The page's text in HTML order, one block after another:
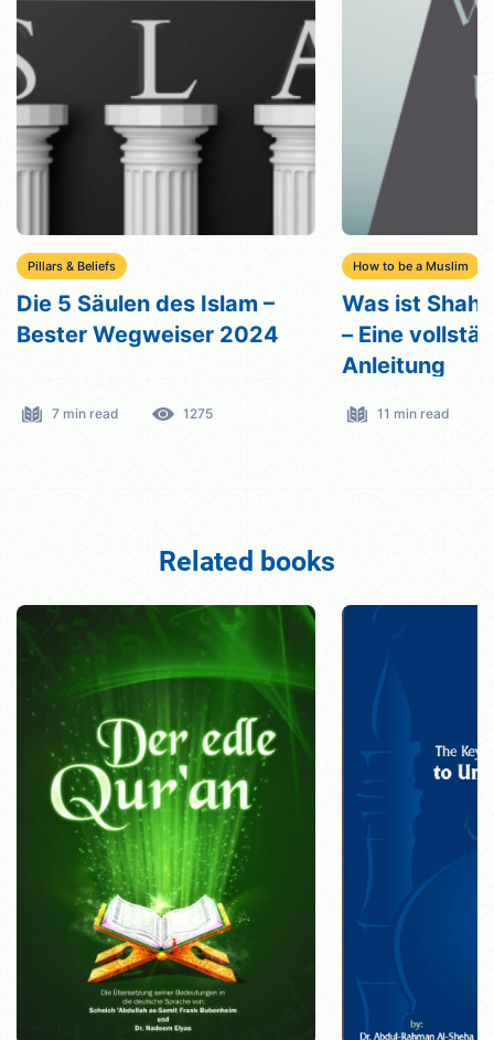
Pillars & Beliefs
Die 5 Säulen des Islam –
Bester Wegweiser 2024
7 min read 1275
How to be a Muslim
Was ist
– Eine
Anleitung
11 min read
Related books